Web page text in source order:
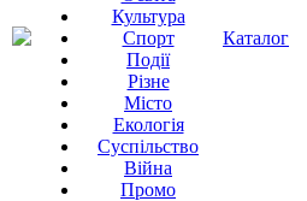
Культура
Спорт
Події
Різне
Місто
Екологія
Суспільство
Війна
Промо
Каталог